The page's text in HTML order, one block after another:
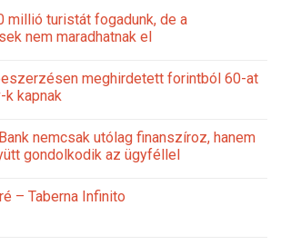
millió turistát fogadunk, de a
nem maradhatnak el
meghirdetett forintból 60-at
k kapnak
nemcsak utólag finanszíroz, hanem
gondolkodik az ügyféllel
– Taberna Infinito